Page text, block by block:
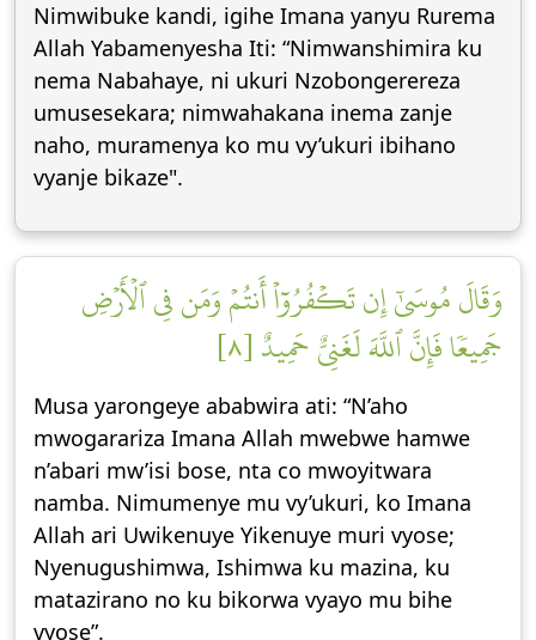
Nimwibuke kandi, igihe Imana yanyu Rurema
Allah Yabamenyesha Iti: “Nimwanshimira ku
nema Nabahaye, ni ukuri Nzobongerereza
umusesekara; nimwahakana inema zanje
naho, muramenya ko mu vy’ukuri ibihano
vyanje bikaze".
وَقَالَ مُوسَىٰٓ إِن تَكۡفُرُوٓاْ أَنتُمۡ وَمَن فِي ٱلۡأَرۡضِ
جَمِيعٗا فَإِنَّ ٱللَّهَ لَغَنِيٌّ حَمِيدٌ [٨]
Musa yarongeye ababwira ati: “N’aho
mwogarariza Imana Allah mwebwe hamwe
n’abari mw’isi bose, nta co mwoyitwara
namba. Nimumenye mu vy’ukuri, ko Imana
Allah ari Uwikenuye Yikenuye muri vyose;
Nyenugushimwa, Ishimwa ku mazina, ku
matazirano no ku bikorwa vyayo mu bihe
vyose”.